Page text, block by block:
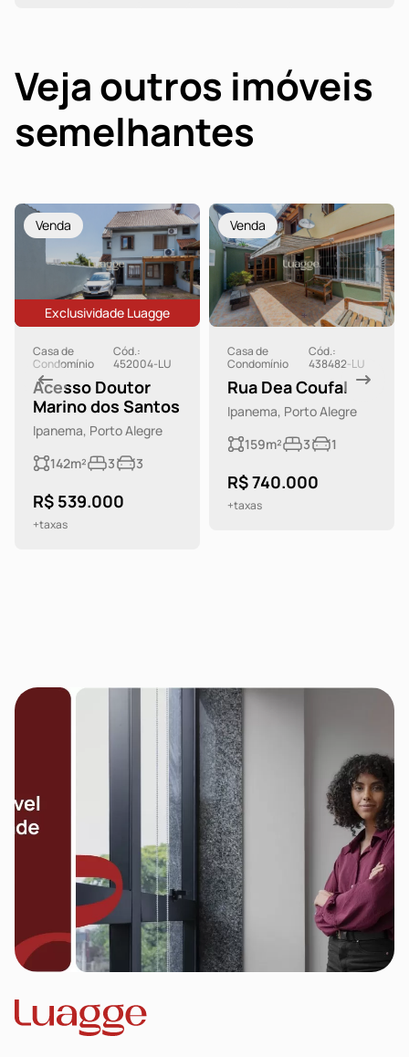
Veja outros imóveis
semelhantes
Venda
Exclusividade Luagge
Casa de
Condomínio
Cód.:
452004-LU
Acesso Doutor
Marino dos Santos
Ipanema, Porto Alegre
142m²
3 3
R$ 539.000
+taxas
Venda
Casa de
Condomínio
Cód.:
438482-LU
Rua Dea Coufal
Ipanema, Porto Alegre
159m²
3 1
R$ 740.000
+taxas